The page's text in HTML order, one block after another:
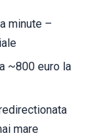
minute –
~800 euro la
mare